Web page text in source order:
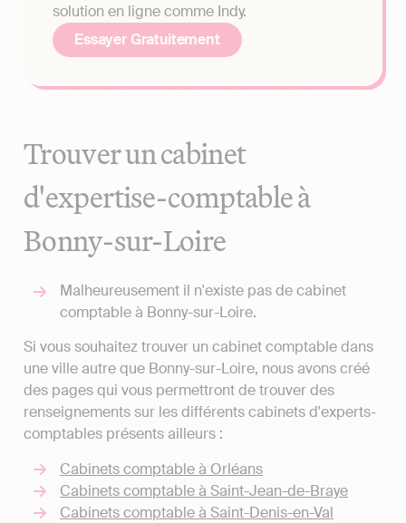
solution en ligne comme Indy.
Essayer Gratuitement
Trouver un cabinet
d'expertise-comptable à
Bonny-sur-Loire
Malheureusement il n'existe pas de cabinet
comptable à Bonny-sur-Loire.
Si vous souhaitez trouver un cabinet comptable dans
une ville autre que Bonny-sur-Loire, nous avons créé
des pages qui vous permettront de trouver des
renseignements sur les différents cabinets d'experts-
comptables présents ailleurs :
Cabinets comptable à Orléans
Cabinets comptable à Saint-Jean-de-Braye
Cabinets comptable à Saint-Denis-en-Val